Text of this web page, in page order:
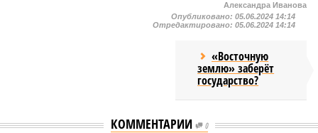
Александра Иванова
Опубликовано: 05.06.2024 14:14
Отредактировано: 05.06.2024 14:14
«Восточную
землю» заберёт
государство?
КОММЕНТАРИИ 0